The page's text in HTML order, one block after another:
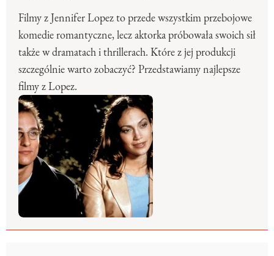
Filmy z Jennifer Lopez to przede wszystkim przebojowe
komedie romantyczne, lecz aktorka próbowała swoich sił
także w dramatach i thrillerach. Które z jej produkcji
szczególnie warto zobaczyć? Przedstawiamy najlepsze
filmy z Lopez.